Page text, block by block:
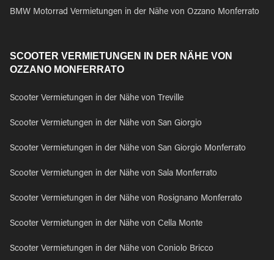
BMW Motorrad Vermietungen in der Nähe von Ozzano Monferrato
SCOOTER VERMIETUNGEN IN DER NÄHE VON
OZZANO MONFERRATO
Scooter Vermietungen in der Nähe von Treville
Scooter Vermietungen in der Nähe von San Giorgio
Scooter Vermietungen in der Nähe von San Giorgio Monferrato
Scooter Vermietungen in der Nähe von Sala Monferrato
Scooter Vermietungen in der Nähe von Rosignano Monferrato
Scooter Vermietungen in der Nähe von Cella Monte
Scooter Vermietungen in der Nähe von Coniolo Bricco